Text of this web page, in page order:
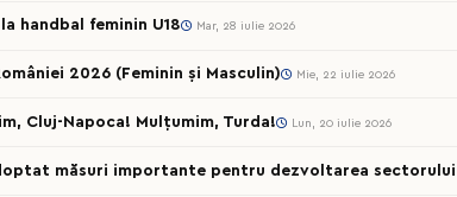
handbal feminin U18 Mar, 28 iulie 2026
2026 (Feminin și Masculin) Mie, 22 iulie 2026
Cluj-Napoca! Mulțumim, Turda! Lun, 20 iulie 2026
măsuri importante pentru dezvoltarea